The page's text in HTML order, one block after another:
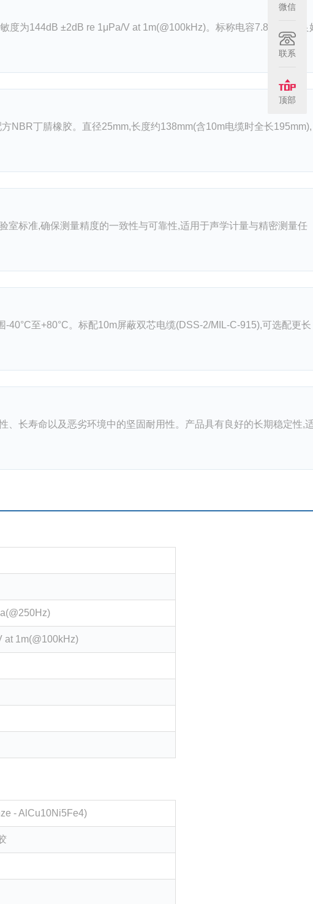
度为144dB ±2dB re 1μPa/V at 1m(@100kHz)。标称电容7.8nF确保良
NBR丁腈橡胶。直径25mm,长度约138mm(含10m电缆时全长195mm),
室标准,确保测量精度的一致性与可靠性,适用于声学计量与精密测量任
40°C至+80°C。标配10m屏蔽双芯电缆(DSS-2/MIL-C-915),可选配更长
、长寿命以及恶劣环境中的坚固耐用性。产品具有良好的长期稳定性,
at 1m(@100kHz)
- AlCu10Ni5Fe4)
微信
联系
顶部